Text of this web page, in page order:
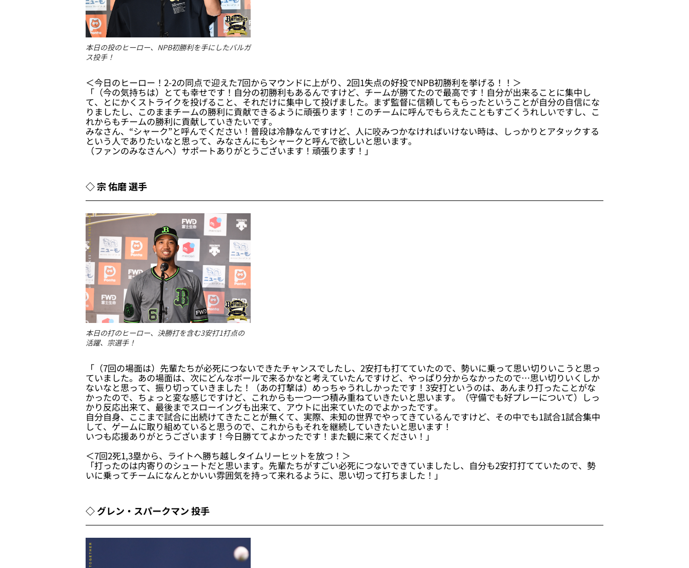
本日の投のヒーロー、NPB初勝利を手にしたバルガ
ス投手！
＜今日のヒーロー！2-2の同点で迎えた7回からマウンドに上がり、2回1失点の好投でNPB初勝利を挙げる！！＞
「（今の気持ちは）とても幸せです！自分の初勝利もあるんですけど、チームが勝てたので最高です！自分が出来ることに集中し
て、とにかくストライクを投げること、それだけに集中して投げました。まず監督に信頼してもらったということが自分の自信にな
りましたし、このままチームの勝利に貢献できるように頑張ります！このチームに呼んでもらえたこともすごくうれしいですし、こ
れからもチームの勝利に貢献していきたいです。
みなさん、“シャーク”と呼んでください！普段は冷静なんですけど、人に咬みつかなければいけない時は、しっかりとアタックする
という人でありたいなと思って、みなさんにもシャークと呼んで欲しいと思います。
（ファンのみなさんへ）サポートありがとうございます！頑張ります！」
◇ 宗 佑磨 選手
本日の打のヒーロー、決勝打を含む3安打1打点の
活躍、宗選手！
「（7回の場面は）先輩たちが必死につないできたチャンスでしたし、2安打も打てていたので、勢いに乗って思い切りいこうと思っ
ていました。あの場面は、次にどんなボールで来るかなと考えていたんですけど、やっぱり分からなかったので…思い切りいくしか
ないなと思って、振り切っていきました！（あの打撃は）めっちゃうれしかったです！3安打というのは、あんまり打ったことがな
かったので、ちょっと変な感じですけど、これからも一つ一つ積み重ねていきたいと思います。（守備でも好プレーについて）しっ
かり反応出来て、最後までスローイングも出来て、アウトに出来ていたのでよかったです。
自分自身、ここまで試合に出続けてきたことが無くて、実際、未知の世界でやってきているんですけど、その中でも1試合1試合集中
して、ゲームに取り組めていると思うので、これからもそれを継続していきたいと思います！
いつも応援ありがとうございます！今日勝ててよかったです！また観に来てください！」
＜7回2死1,3塁から、ライトへ勝ち越しタイムリーヒットを放つ！＞
「打ったのは内寄りのシュートだと思います。先輩たちがすごい必死につないできていましたし、自分も2安打打てていたので、勢
いに乗ってチームになんとかいい雰囲気を持って来れるように、思い切って打ちました！」
◇ グレン・スパークマン 投手